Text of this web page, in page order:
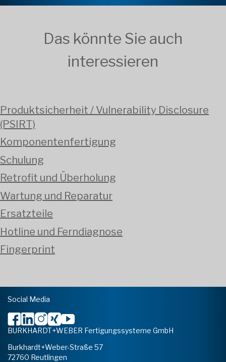
Das könnte Sie auch
interessieren
Produktsicherheit / Vulnerability Disclosure
(PSIRT)
Komponentenfertigung
Schulung
Retrofit und Überholung
Wartung und Reparatur
Ersatzteile
Hotline und Ferndiagnose
Fingerprint
Social Media
BURKHARDT+WEBER Fertigungssysteme GmbH
Burkhardt+Weber-Straße 57
72760 Reutlingen